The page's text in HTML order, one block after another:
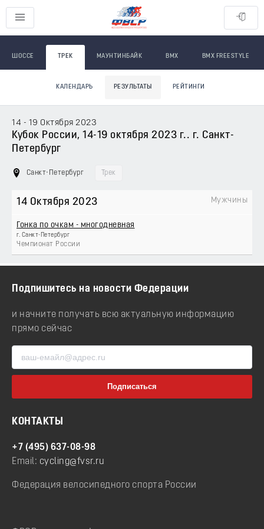
ШОССЕ ТРЕК МАУНТИНБАЙК BMX BMX FREESTYLE
КАЛЕНДАРЬ РЕЗУЛЬТАТЫ РЕЙТИНГИ
14 - 19 Октября 2023
Кубок России, 14-19 октября 2023 г.. г. Санкт-
Петербург
Санкт-Петербург Трек
14 Октября 2023
Гонка по очкам - многодневная
г. Санкт-Петербург
Чемпионат России
Мужчины
Подпишитесь на новости Федерации
и начните получать всю актуальную информацию
прямо сейчас
КОНТАКТЫ
+7 (495) 637-08-98
Email: cycling@fvsr.ru
Федерация велосипедного спорта России